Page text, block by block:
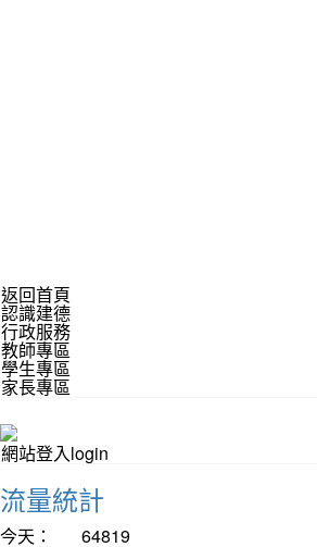
返回首頁
認識建德
行政服務
教師專區
學生專區
家長專區
網站登入login
流量統計
今天：
64819